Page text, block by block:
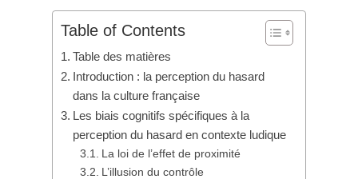
Table of Contents
Table des matières
Introduction : la perception du hasard
dans la culture française
Les biais cognitifs spécifiques à la
perception du hasard en contexte ludique
La loi de l’effet de proximité
L’illusion du contrôle